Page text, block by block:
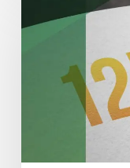
Diálogo